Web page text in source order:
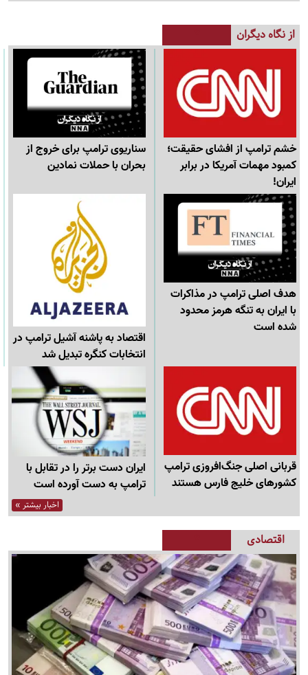
از نگاه دیگران
خشم ترامپ از افشای حقیقت؛
کمبود مهمات آمریکا در برابر
ایران!
سناریوی ترامپ برای خروج از
بحران با حملات نمادین
هدف اصلی ترامپ در مذاکرات
با ایران به تنگه هرمز محدود
شده است
اقتصاد به پاشنه آشیل ترامپ در
انتخابات کنگره تبدیل شد
قربانی اصلی جنگ‌افروزی ترامپ
کشورهای خلیج فارس هستند
ایران دست برتر را در تقابل با
ترامپ به دست آورده است
اخبار بیشتر »
اقتصادی